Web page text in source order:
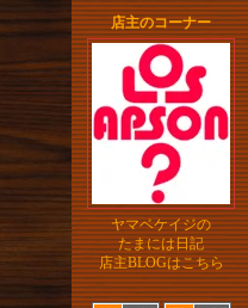
店主のコーナー
ヤマベケイジの
たまには日記
店主BLOGはこちら